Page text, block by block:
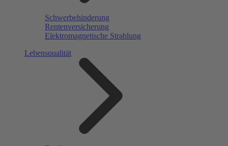
Schwerbehinderung
Rentenversicherung
Elektromagnetische Strahlung
Lebensqualität